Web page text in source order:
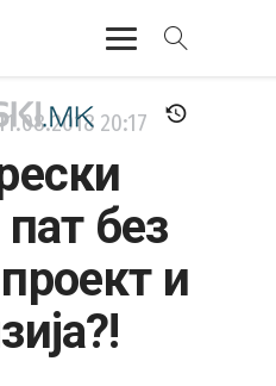
20:17
без
и